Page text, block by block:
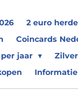
2 euro
Coincards
jaar